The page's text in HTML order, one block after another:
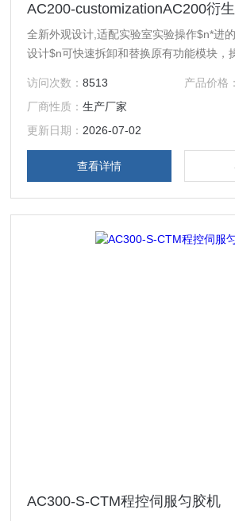
全新外观设计,适配实验室实验操作$n*进
设计$n可快速拆卸和替换原有功能模块，
现不同功能模块的自由组合定制$n配载精
统，提高实验精度及重复性
访问次数：8513 产品价格：
厂商性质：生产厂家
更新日期： 2026-07-02
查看详情
AC300-S-CTM程控伺服匀胶机